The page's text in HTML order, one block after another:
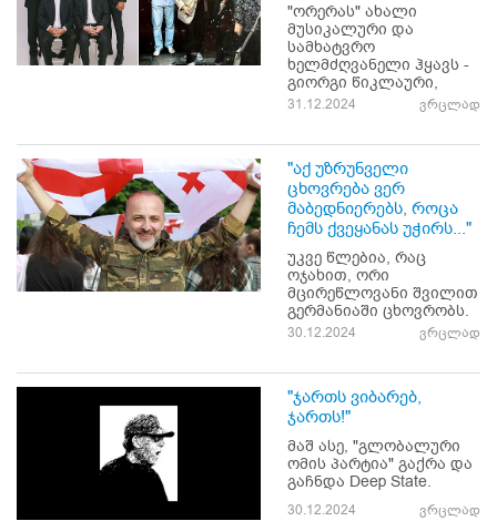
"ორერას" ახალი
მუსიკალური და
სამხატვრო
ხელმძღვანელი ჰყავს -
გიორგი წიკლაური,
31.12.2024 ვრცლად
"აქ უზრუნველი
ცხოვრება ვერ
მაბედნიერებს, როცა
ჩემს ქვეყანას უჭირს..."
უკვე წლებია, რაც
ოჯახით, ორი
მცირეწლოვანი შვილით
გერმანიაში ცხოვრობს.
30.12.2024 ვრცლად
"ჯართს ვიბარებ,
ჯართს!"
მაშ ასე, "გლობალური
ომის პარტია" გაქრა და
გაჩნდა Deep State.
30.12.2024 ვრცლად